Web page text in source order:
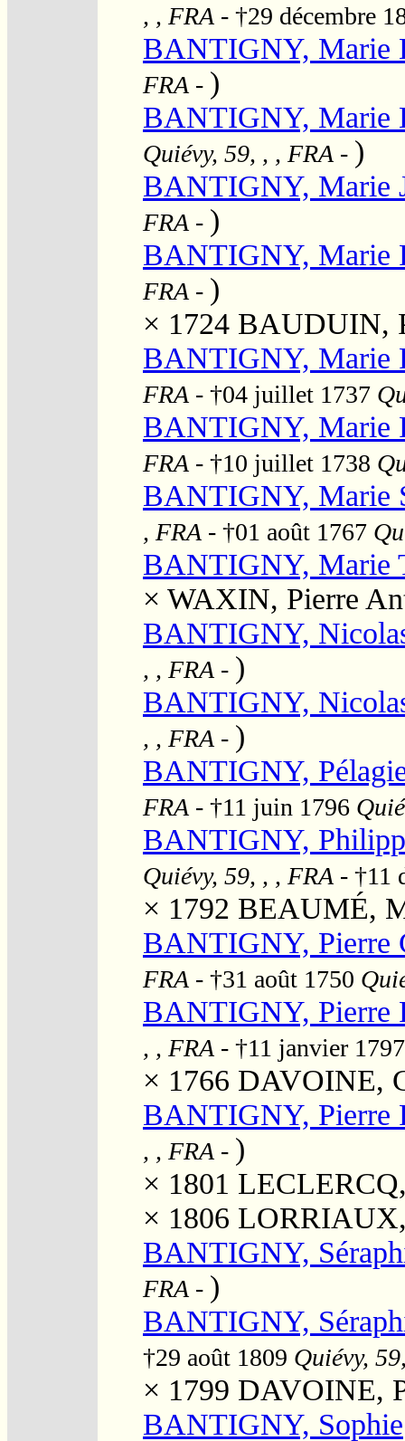
, , FRA - †29 décembre
BANTIGNY, Marie
FRA - )
BANTIGNY, Marie
Quiévy, 59, , , FRA - )
BANTIGNY, Marie
FRA - )
BANTIGNY, Marie
FRA - )
× 1724 BAUDUIN,
BANTIGNY, Marie
FRA - †04 juillet 1737
BANTIGNY, Marie
FRA - †10 juillet 1738
BANTIGNY, Marie
, FRA - †01 août 1767
BANTIGNY, Marie
× WAXIN, Pierre
BANTIGNY,
, , FRA - )
BANTIGNY,
, , FRA - )
BANTIGNY,
FRA - †11 juin 1796
BANTIGNY,
Quiévy, 59, , , FRA - †11
× 1792 BEAUMÉ,
BANTIGNY, Pierre
FRA - †31 août 1750
BANTIGNY, Pierre
, , FRA - †11 janvier
× 1766 DAVOINE,
BANTIGNY, Pierre
, , FRA - )
× 1801
× 1806
BANTIGNY,
FRA - )
BANTIGNY,
†29 août 1809 Quiévy,
× 1799 DAVOINE,
BANTIGNY, Sophie